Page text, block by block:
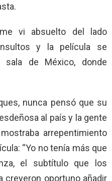
vi absuelto del lado
y la película se
de México, donde
nunca pensó que su
al país y la gente
arrepentimiento
“Yo no tenía más que
el subtítulo que los
creyeron oportuno añadir